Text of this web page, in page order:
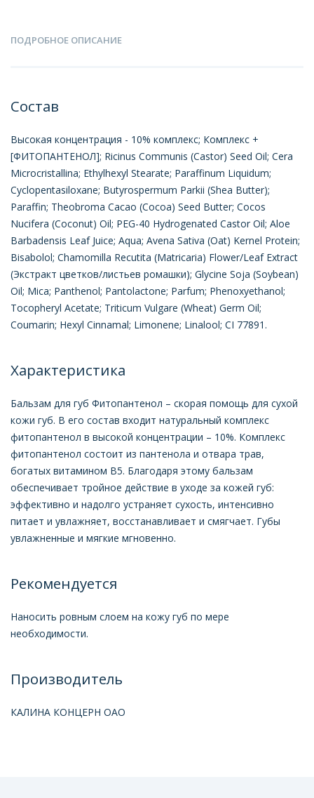
ПОДРОБНОЕ ОПИСАНИЕ
Состав
Высокая концентрация - 10% комплекс; Комплекс +
[ФИТОПАНТЕНОЛ]; Ricinus Communis (Castor) Seed Oil; Cera
Microcristallina; Ethylhexyl Stearate; Paraffinum Liquidum;
Cyclopentasiloxane; Butyrospermum Parkii (Shea Butter);
Paraffin; Theobroma Cacao (Cocoa) Seed Butter; Cocos
Nucifera (Coconut) Oil; PEG-40 Hydrogenated Castor Oil; Aloe
Barbadensis Leaf Juice; Aqua; Avena Sativa (Oat) Kernel Protein;
Bisabolol; Chamomilla Recutita (Matricaria) Flower/Leaf Extract
(Экстракт цветков/листьев ромашки); Glycine Soja (Soybean)
Oil; Mica; Panthenol; Pantolactone; Parfum; Phenoxyethanol;
Tocopheryl Acetate; Triticum Vulgare (Wheat) Germ Oil;
Coumarin; Hexyl Cinnamal; Limonene; Linalool; CI 77891.
Характеристика
Бальзам для губ Фитопантенол – скорая помощь для сухой
кожи губ. В его состав входит натуральный комплекс
фитопантенол в высокой концентрации – 10%. Комплекс
фитопантенол состоит из пантенола и отвара трав,
богатых витамином В5. Благодаря этому бальзам
обеспечивает тройное действие в уходе за кожей губ:
эффективно и надолго устраняет сухость, интенсивно
питает и увлажняет, восстанавливает и смягчает. Губы
увлажненные и мягкие мгновенно.
Рекомендуется
Наносить ровным слоем на кожу губ по мере
необходимости.
Производитель
КАЛИНА КОНЦЕРН ОАО